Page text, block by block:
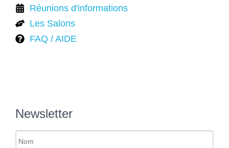
Réunions d'informations
Les Salons
FAQ / AIDE
Newsletter